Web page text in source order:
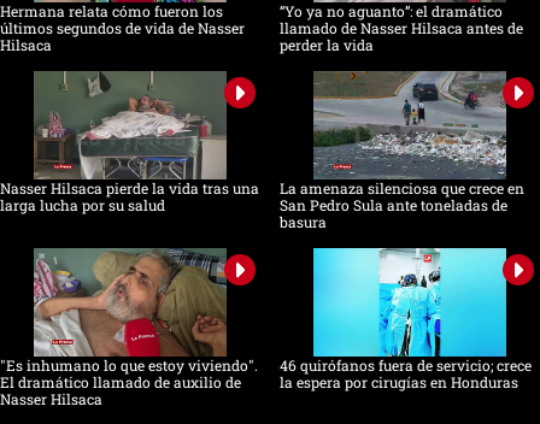
Hermana relata cómo fueron los
últimos segundos de vida de Nasser
Hilsaca
“Yo ya no aguanto”: el dramático
llamado de Nasser Hilsaca antes de
perder la vida
Nasser Hilsaca pierde la vida tras una
larga lucha por su salud
La amenaza silenciosa que crece en
San Pedro Sula ante toneladas de
basura
"Es inhumano lo que estoy viviendo".
El dramático llamado de auxilio de
Nasser Hilsaca
46 quirófanos fuera de servicio; crece
la espera por cirugías en Honduras